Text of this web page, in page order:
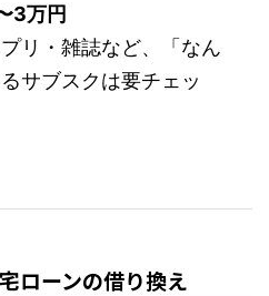
3万円
リ・雑誌など、「なん
サブスクは要チェッ
ローンの借り換え